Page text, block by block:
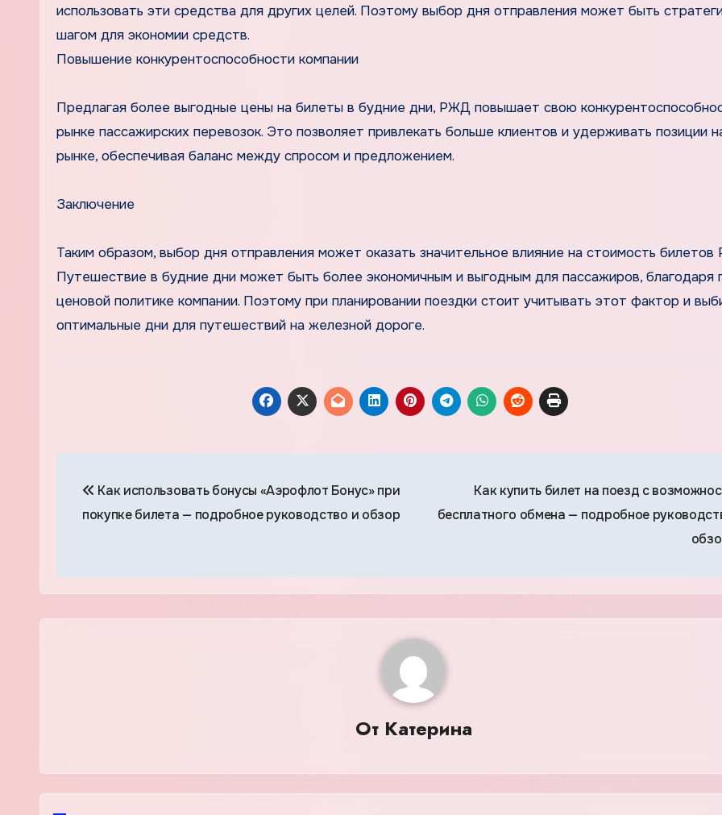
использовать эти средства для других целей. Поэтому выбор дня отправления может быть
шагом для экономии средств.
Повышение конкурентоспособности компании
Предлагая более выгодные цены на билеты в будние дни, РЖД повышает свою
рынке пассажирских перевозок. Это позволяет привлекать больше клиентов и удерживать позиции
рынке, обеспечивая баланс между спросом и предложением.
Заключение
Таким образом, выбор дня отправления может оказать значительное влияние на стоимость
Путешествие в будние дни может быть более экономичным и выгодным для пассажиров, благодаря
ценовой политике компании. Поэтому при планировании поездки стоит учитывать этот фактор и
оптимальные дни для путешествий на железной дороге.
по
записям
Как использовать бонусы «Аэрофлот Бонус» при
покупке билета — подробное руководство и обзор
Как купить билет на поезд с
бесплатного обмена — подробное
От Катерина